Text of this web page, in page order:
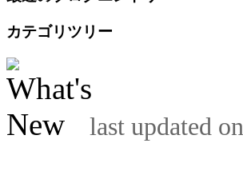
カテゴリツリー
last updated on